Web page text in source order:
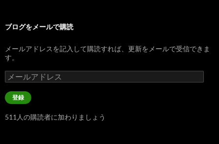
ブログをメールで購読
メールアドレスを記入して購読すれば、更新をメールで受信できま
す。
メ
ー
ル
ア
レ
登録
511人の購読者に加わりましょう